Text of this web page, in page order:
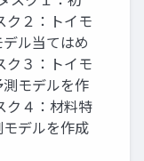
ク２：トイモ
ル当てはめ
ク３：トイモ
モデルを作
ク４：材料特
デルを作成